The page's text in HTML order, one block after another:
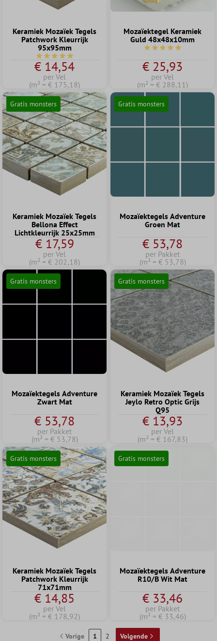
Keramiek Mozaïek Tegels
Patchwork Kleurrijk
95x95mm
Gemiddelde waardering van 5 van 5 sterren
€ 14,54
per Vel
(m² = € 175,18)
Mozaïektegel Keramiek
Guld 48x48x10mm
Gemiddelde
€ 25,93
per Vel
(m² = € 288,11)
Gratis monsters
Keramiek Mozaïek Tegels
Bellona Effect
Lichtkleurrijk 25x25mm
€ 17,59
per Vel
(m² = € 202,18)
Gratis monsters
Mozaïektegels Adventure
Groen Mat
€ 53,78
per Pakket
(m² = € 53,78)
Gratis monsters
Mozaïektegels Adventure
Zwart Mat
€ 53,78
per Pakket
(m² = € 53,78)
Gratis monsters
Keramiek Mozaïek Tegels
Jeylo Retro Optic Grijs
Q95
€ 13,93
per Vel
(m² = € 167,83)
Gratis monsters
Keramiek Mozaïek Tegels
Patchwork Kleurrijk
71x71mm
€ 14,85
per Vel
(m² = € 178,92)
Gratis monsters
Mozaïektegels Adventure
R10/B Wit Mat
€ 33,46
per Pakket
(m² = € 33,46)
Vorige 1 2 Volgende